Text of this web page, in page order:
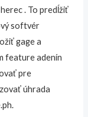
. To predĺžiť
softvér
gage a
feature adenín
pre
úhrada